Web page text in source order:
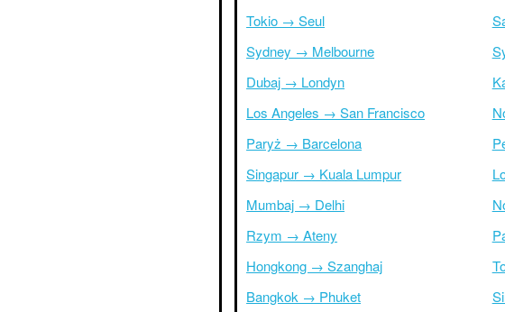
Tokio → Seul
Sydney → Melbourne
Dubaj → Londyn
Los Angeles → San Francisco
Paryż → Barcelona
Singapur → Kuala Lumpur
Mumbaj → Delhi
Rzym → Ateny
Hongkong → Szanghaj
Bangkok → Phuket